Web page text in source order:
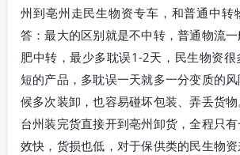
州到亳州走民生物资专车，和普通中转
答：最大的区别就是不中转，普通物流
肥中转，最少多耽误1-2天，民生物资
短的产品，多耽误一天就多一分变质的
候多次装卸，也容易碰坏包装、弄丢货
台州装完货直接开到亳州卸货，全程只
效快，货损也低，对于保供类的民生物